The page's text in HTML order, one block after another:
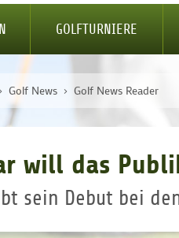
GOLFTURNIERE
Golf News Golf News Reader
will das
sein Debut bei